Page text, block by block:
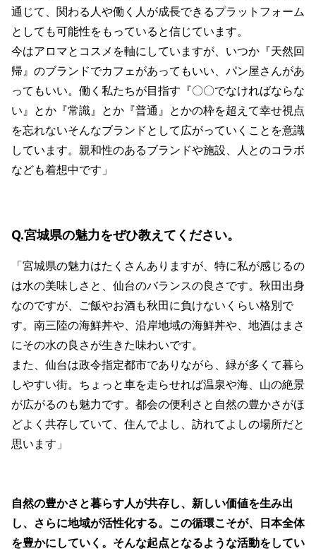
通じて、関わる人や働く人が成長できるプラットフォーム
としても可能性をもっていると信じています。
今はアロマとコスメを軸にしていますが、いつか『天然回
帰』のブランドでカフェがあってもいい、パン屋さんがあ
ってもいい。働く私たちが目指す『〇〇でなければならな
い』とか『常識』とか『普通』とかの枠を超えて幸せ視点
を忘れないそんなブランドとして広がっていくことを意識
しています。親和性のあるブランドや施設、人とのコラボ
なども着想中です」
Q.宮城県の魅力をぜひ教えてください。
「宮城県の魅力はたくさんありますが、特に私が感じるの
は水の美味しさと、仙台のバランスの良さです。秋田出身
なのですが、ご飯やお酒も秋田に負けないくらい格別で
す。南三陸の海鮮丼や、沿岸地域の海鮮丼や、地酒はまさ
にその水の良さが生きた味わいです。
また、仙台は政令指定都市でありながら、緑が多くて暮ら
しやすい街。ちょっと車を走らせれば温泉や海、山の絶景
が広がるのも魅力です。都会の便利さと自然の豊かさがほ
どよく共存していて、住んでよし、訪れてよしの場所だと
思います」
自然の豊かさと暮らす人が共存し、新しい価値を生み出
し、さらに地域が活性化する。この循環こそが、日本全体
を豊かにしていく。そんな起点となるような活動をしてい